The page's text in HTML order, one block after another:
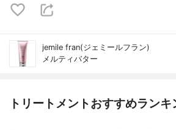
jemile fran(ジェミールフラン)
メルティバター
トリートメントおすすめランキ